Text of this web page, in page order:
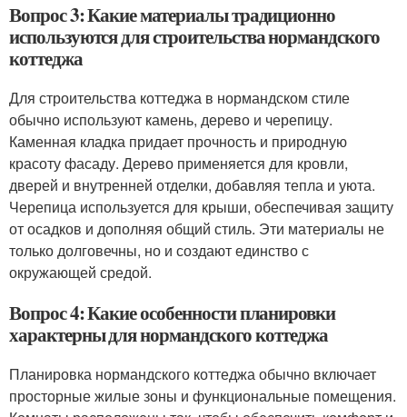
Вопрос 3: Какие материалы традиционно
используются для строительства нормандского
коттеджа
Для строительства коттеджа в нормандском стиле
обычно используют камень, дерево и черепицу.
Каменная кладка придает прочность и природную
красоту фасаду. Дерево применяется для кровли,
дверей и внутренней отделки, добавляя тепла и уюта.
Черепица используется для крыши, обеспечивая защиту
от осадков и дополняя общий стиль. Эти материалы не
только долговечны, но и создают единство с
окружающей средой.
Вопрос 4: Какие особенности планировки
характерны для нормандского коттеджа
Планировка нормандского коттеджа обычно включает
просторные жилые зоны и функциональные помещения.